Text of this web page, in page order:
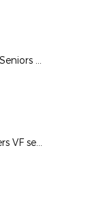
50e Coupe Atlantique Seniors : Retour sur la victoire de l'ASPTT Nantes en 1982
Les joueuses des Herbiers VF sensibilisées au football adapté